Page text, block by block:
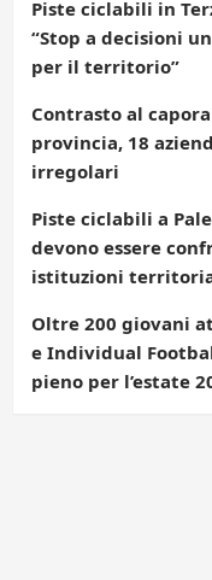
Piste ciclabili in
“Stop a decisioni
per il territorio”
Contrasto al
provincia, 18
irregolari
Piste ciclabili a
devono essere
istituzioni
Oltre 200 giovani
e Individual
pieno per l’estate